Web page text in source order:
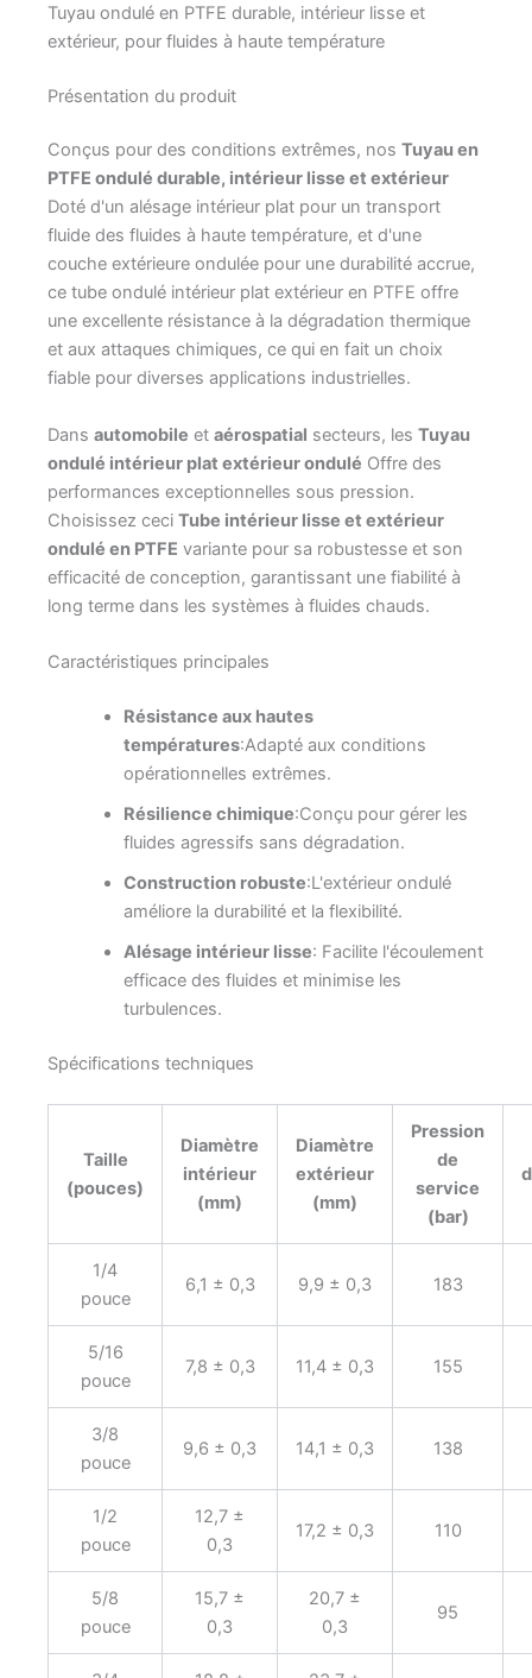
Tuyau ondulé en PTFE durable, intérieur lisse et
extérieur, pour fluides à haute température
Présentation du produit
Conçus pour des conditions extrêmes, nos Tuyau en
PTFE ondulé durable, intérieur lisse et extérieur
Doté d'un alésage intérieur plat pour un transport
fluide des fluides à haute température, et d'une
couche extérieure ondulée pour une durabilité accrue,
ce tube ondulé intérieur plat extérieur en PTFE offre
une excellente résistance à la dégradation thermique
et aux attaques chimiques, ce qui en fait un choix
fiable pour diverses applications industrielles.
Dans automobile et aérospatial secteurs, les Tuyau
ondulé intérieur plat extérieur ondulé Offre des
performances exceptionnelles sous pression.
Choisissez ceci Tube intérieur lisse et extérieur
ondulé en PTFE variante pour sa robustesse et son
efficacité de conception, garantissant une fiabilité à
long terme dans les systèmes à fluides chauds.
Caractéristiques principales
Résistance aux hautes
températures:Adapté aux conditions
opérationnelles extrêmes.
Résilience chimique:Conçu pour gérer les
fluides agressifs sans dégradation.
Construction robuste:L'extérieur ondulé
améliore la durabilité et la flexibilité.
Alésage intérieur lisse: Facilite l'écoulement
efficace des fluides et minimise les
turbulences.
Spécifications techniques
Taille
(pouces)
Diamètre
intérieur
(mm)
Diamètre
extérieur
(mm)
Pression
de
service
(bar)
1/4
pouce
6,1 ± 0,3 9,9 ± 0,3 183
5/16
pouce
7,8 ± 0,3 11,4 ± 0,3 155
3/8
pouce
9,6 ± 0,3 14,1 ± 0,3 138
1/2
pouce
12,7 ±
0,3
17,2 ± 0,3 110
5/8
pouce
15,7 ±
0,3
20,7 ±
0,3
95